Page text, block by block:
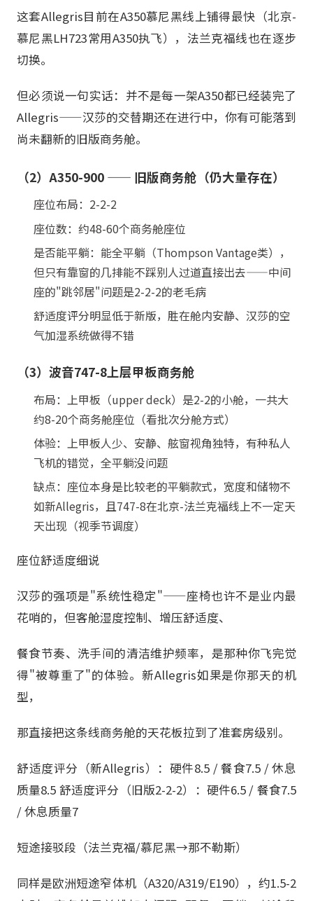
这套Allegris目前在A350慕尼黑线上铺得最快（北京-
慕尼黑LH723常用A350执飞），法兰克福线也在逐步
切换。
但必须说一句实话：并不是每一架A350都已经装完了
Allegris——汉莎的交替期还在进行中，你有可能落到
尚未翻新的旧版商务舱。
（2）A350-900 —— 旧版商务舱（仍大量存在）
座位布局：2-2-2
座位数：约48-60个商务舱座位
是否能平躺：能全平躺（Thompson Vantage类），
但只有靠窗的几排能不踩别人过道直接出去——中间
座的"跳邻居"问题是2-2-2的老毛病
舒适度评分明显低于新版，胜在舱内安静、汉莎的空
气加湿系统做得不错
（3）波音747-8上层甲板商务舱
布局：上甲板（upper deck）是2-2的小舱，一共大
约8-20个商务舱座位（看批次分舱方式）
体验：上甲板人少、安静、舷窗视角独特，有种私人
飞机的错觉，全平躺没问题
缺点：座位本身是比较老的平躺款式，宽度和储物不
如新Allegris，且747-8在北京-法兰克福线上不一定天
天出现（视季节调度）
座位舒适度细说
汉莎的强项是"系统性稳定"——座椅也许不是业内最
花哨的，但客舱湿度控制、增压舒适度、
餐食节奏、洗手间的清洁维护频率，是那种你飞完觉
得"被尊重了"的体验。新Allegris如果是你那天的机
型，
那直接把这条线商务舱的天花板拉到了准套房级别。
舒适度评分（新Allegris）：硬件8.5 / 餐食7.5 / 休息
质量8.5 舒适度评分（旧版2-2-2）：硬件6.5 / 餐食7.5
/ 休息质量7
短途接驳段（法兰克福/慕尼黑→那不勒斯）
同样是欧洲短途窄体机（A320/A319/E190），约1.5-2